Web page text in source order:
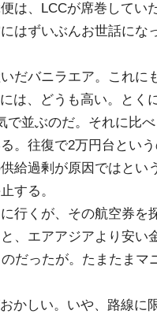
は、LCCが席巻してい
はずいぶんお世話にな
だバニラエア。これに
は、どうも高い。とく
で並ぶのだ。それに比
。往復で2万円台とい
給過剰が原因ではとい
する。
行くが、その航空券を
、エアアジアより安い
だったが。たまたまマ
かしい。いや、路線に